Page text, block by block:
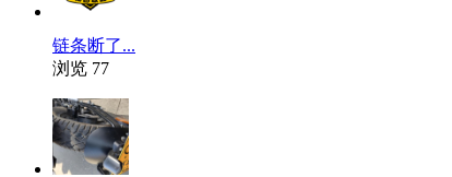
链条断了...
浏览 77